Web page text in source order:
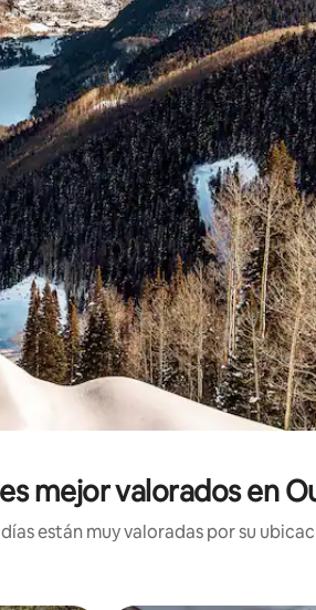
hacia arriba y hacia abajo o explora con
mejor valorados en
están muy valoradas por su